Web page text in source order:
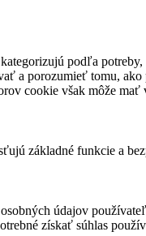
podľa
a porozumieť tomu,
cookie však môže mať
základné funkcie a
údajov
získať súhlas